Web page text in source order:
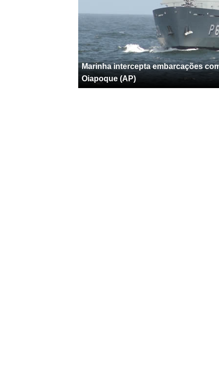
Marinha intercepta embarcações
Oiapoque (AP)